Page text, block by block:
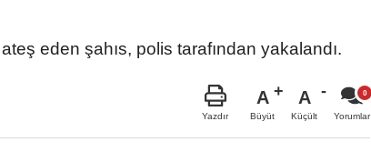
eden şahıs, polis tarafından yakalandı.
Yazdır
A
Büyüt
A
Küçült Yorumlar